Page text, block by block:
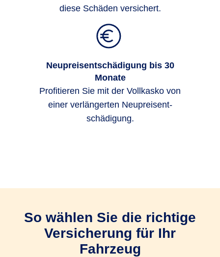
diese Schäden versichert.
Neupreisentschädigung bis 30
Monate
Profi­tieren Sie mit der Voll­kasko von
einer ver­länger­ten Neu­preis­ent­
schädigung.
So wählen Sie die richtige
Versicherung für Ihr
Fahrzeug